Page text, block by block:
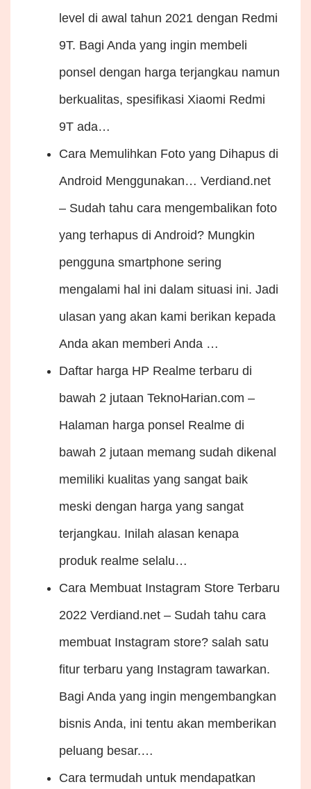
level di awal tahun 2021 dengan Redmi
9T. Bagi Anda yang ingin membeli
ponsel dengan harga terjangkau namun
berkualitas, spesifikasi Xiaomi Redmi
9T ada…
Cara Memulihkan Foto yang Dihapus di
Android Menggunakan… Verdiand.net
– Sudah tahu cara mengembalikan foto
yang terhapus di Android? Mungkin
pengguna smartphone sering
mengalami hal ini dalam situasi ini. Jadi
ulasan yang akan kami berikan kepada
Anda akan memberi Anda …
Daftar harga HP Realme terbaru di
bawah 2 jutaan TeknoHarian.com –
Halaman harga ponsel Realme di
bawah 2 jutaan memang sudah dikenal
memiliki kualitas yang sangat baik
meski dengan harga yang sangat
terjangkau. Inilah alasan kenapa
produk realme selalu…
Cara Membuat Instagram Store Terbaru
2022 Verdiand.net – Sudah tahu cara
membuat Instagram store? salah satu
fitur terbaru yang Instagram tawarkan.
Bagi Anda yang ingin mengembangkan
bisnis Anda, ini tentu akan memberikan
peluang besar.…
Cara termudah untuk mendapatkan